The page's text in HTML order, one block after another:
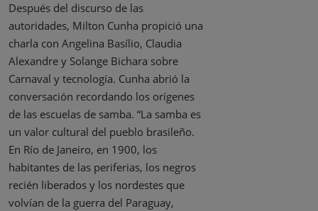
Después del discurso de las
autoridades, Milton Cunha propició una
charla con Angelina Basílio, Claudia
Alexandre y Solange Bichara sobre
Carnaval y tecnología. Cunha abrió la
conversación recordando los orígenes
de las escuelas de samba. “La samba es
un valor cultural del pueblo brasileño.
En Río de Janeiro, en 1900, los
habitantes de las periferias, los negros
recién liberados y los nordestes que
volvían de la guerra del Paraguay,